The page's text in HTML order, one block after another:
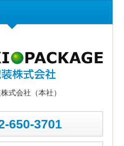
式会社（本社）
650-3701